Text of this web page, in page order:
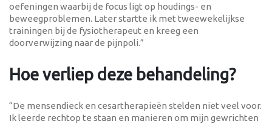
oefeningen waarbij de focus ligt op houdings- en
beweegproblemen. Later startte ik met tweewekelijkse
trainingen bij de fysiotherapeut en kreeg een
doorverwijzing naar de pijnpoli.”
Hoe verliep deze behandeling?
“De mensendieck en cesartherapieën stelden niet veel voor.
Ik leerde rechtop te staan en manieren om mijn gewrichten